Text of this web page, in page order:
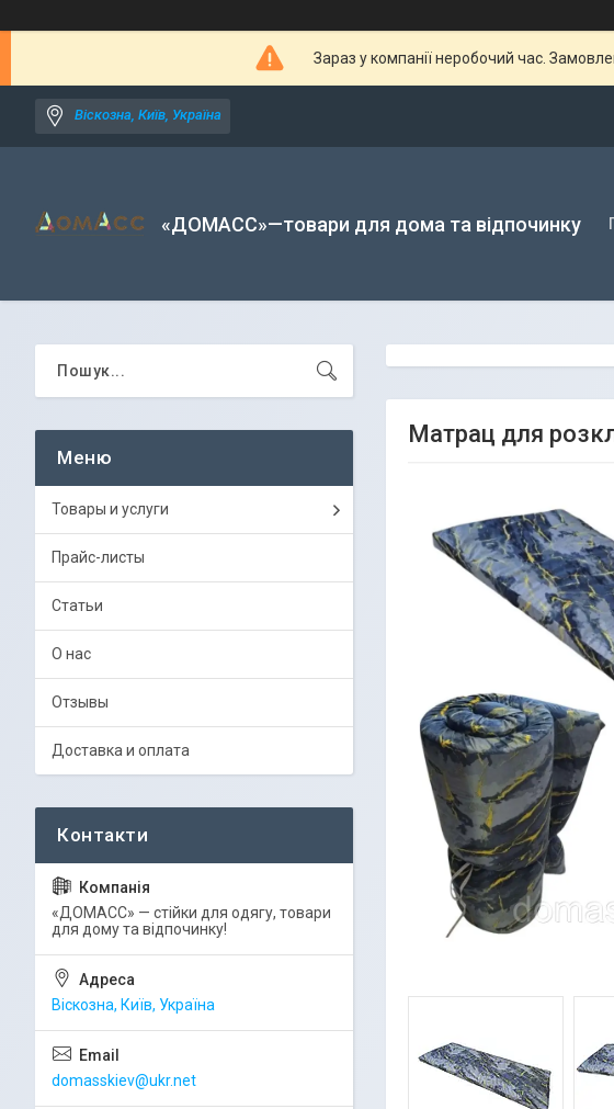
Зараз у компанії неробочий час.
Віскозна, Київ, Україна
«ДОМАСС»—товари для дома та відпочинку
Матрац для
Товары и услуги
Прайс-листы
Статьи
О нас
Отзывы
Доставка и оплата
«ДОМАСС» — стійки для одягу, товари
для дому та відпочинку!
Віскозна, Київ, Україна
domasskiev@ukr.net